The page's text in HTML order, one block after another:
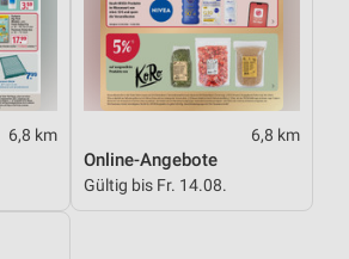
6,8 km 6,8 km
Online-Angebote
Gültig bis Fr. 14.08.